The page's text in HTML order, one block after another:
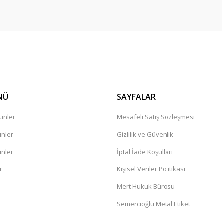
SAYFALAR
Mesafeli Satış Sözleşmesi
Gizlilik ve Güvenlik
İptal İade Koşullari
Kişisel Veriler Politikası
Mert Hukuk Bürosu
Semercioğlu Metal Etiket